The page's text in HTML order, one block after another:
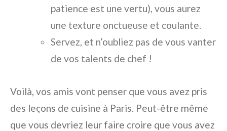
patience est une vertu), vous aurez
une texture onctueuse et coulante.
Servez, et n’oubliez pas de vous vanter
de vos talents de chef !
Voilà, vos amis vont penser que vous avez pris
des leçons de cuisine à Paris. Peut-être même
que vous devriez leur faire croire que vous avez